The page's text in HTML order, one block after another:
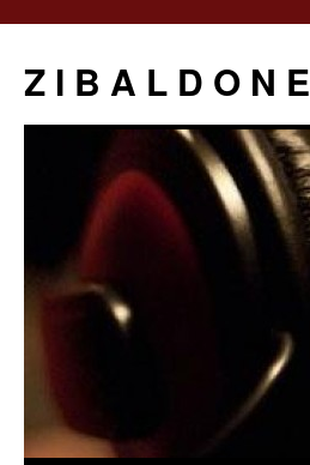
Z I B A L D O N E